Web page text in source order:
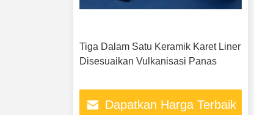
Tiga Dalam Satu Keramik Karet Liner
Disesuaikan Vulkanisasi Panas
Dapatkan Harga Terbaik